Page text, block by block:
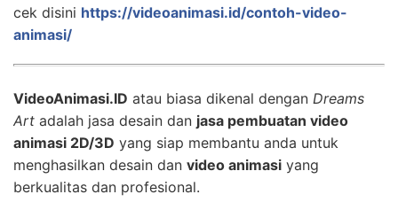
cek disini https://videoanimasi.id/contoh-video-
animasi/
VideoAnimasi.ID atau biasa dikenal dengan Dreams
Art adalah jasa desain dan jasa pembuatan video
animasi 2D/3D yang siap membantu anda untuk
menghasilkan desain dan video animasi yang
berkualitas dan profesional.